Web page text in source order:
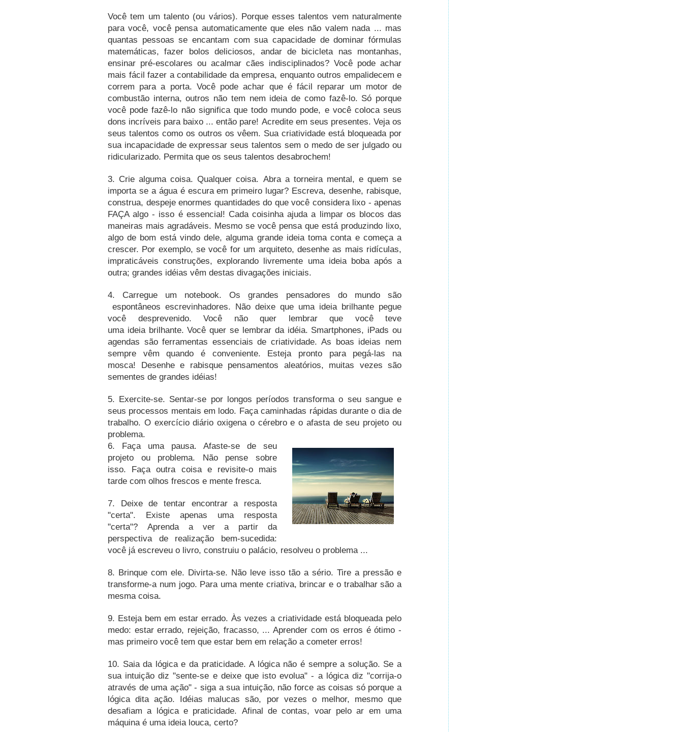
Você tem um talento (ou vários). Porque esses talentos vem naturalmente
para você, você pensa automaticamente que eles não valem nada ... mas
quantas pessoas se encantam com sua capacidade de dominar fórmulas
matemáticas, fazer bolos deliciosos, andar de bicicleta nas montanhas,
ensinar pré-escolares ou acalmar cães indisciplinados? Você pode achar
mais fácil fazer a contabilidade da empresa, enquanto outros empalidecem e
correm para a porta. Você pode achar que é fácil reparar um motor de
combustão interna, outros não tem nem ideia de como fazê-lo. Só porque
você pode fazê-lo não significa que todo mundo pode, e você coloca seus
dons incríveis para baixo ... então pare! Acredite em seus presentes. Veja os
seus talentos como os outros os vêem. Sua criatividade está bloqueada por
sua incapacidade de expressar seus talentos sem o medo de ser julgado ou
ridicularizado. Permita que os seus talentos desabrochem!
3. Crie alguma coisa.Qualquer coisa. Abra a torneira mental, e quem se
importa se a água é escura em primeiro lugar? Escreva, desenhe, rabisque,
construa, despeje enormes quantidades do que você considera lixo - apenas
FAÇA algo - isso é essencial! Cada coisinha ajuda a limpar os blocos das
maneiras mais agradáveis. Mesmo se você pensa que está produzindo lixo,
algo de bom está vindo dele, alguma grande ideia toma conta e começa a
crescer. Por exemplo, se você for um arquiteto, desenhe as mais ridículas,
impraticáveis construções, explorando livremente uma ideia boba após a
outra; grandes idéias vêm destas divagações iniciais.
4. Carregue um notebook. Os grandes pensadores do mundo são
espontâneos escrevinhadores. Não deixe que uma ideia brilhante pegue
você desprevenido. Você não quer lembrar que você teve
uma ideia brilhante.Você quer se lembrar da idéia. Smartphones, iPads ou
agendas são ferramentas essenciais de criatividade.As boas ideias nem
sempre vêm quando é conveniente. Esteja pronto para pegá-las na
mosca! Desenhe e rabisque pensamentos aleatórios, muitas vezes são
sementes de grandes idéias!
5. Exercite-se. Sentar-se por longos períodos transforma o seu sangue e
seus processos mentais em lodo. Faça caminhadas rápidas durante o dia de
trabalho. O exercício diário oxigena o cérebro e o afasta de seu projeto ou
problema.
6. Faça uma pausa.Afaste-se de seu
projeto ou problema. Não pense sobre
isso. Faça outra coisa e revisite-o mais
tarde com olhos frescos e mente fresca.
7. Deixe de tentar encontrar a resposta
"certa". Existe apenas uma resposta
"certa"? Aprenda a ver a partir da
perspectiva de realização bem-sucedida:
você já escreveu o livro, construiu o palácio, resolveu o problema ...
8. Brinque com ele. Divirta-se. Não leve isso tão a sério. Tire a pressão e
transforme-a num jogo. Para uma mente criativa, brincar e o trabalhar são a
mesma coisa.
9. Esteja bem em estar errado. Às vezes a criatividade está bloqueada pelo
medo: estar errado, rejeição, fracasso, ... Aprender com os erros é ótimo -
mas primeiro você tem que estar bem em relação a cometer erros!
10. Saia da lógica e da praticidade.A lógica não é sempre a solução. Se a
sua intuição diz "sente-se e deixe que isto evolua" - a lógica diz "corrija-o
através de uma ação" - siga a sua intuição, não force as coisas só porque a
lógica dita ação. Idéias malucas são, por vezes o melhor, mesmo que
desafiam a lógica e praticidade. Afinal de contas, voar pelo ar em uma
máquina é uma ideia louca, certo?